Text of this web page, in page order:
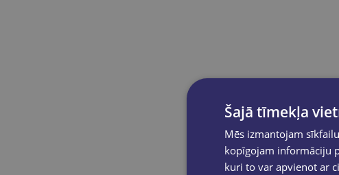
Šajā tīmekļa
Mēs izmantojam
kopīgojam informāciju
kuri to var apvienot ar